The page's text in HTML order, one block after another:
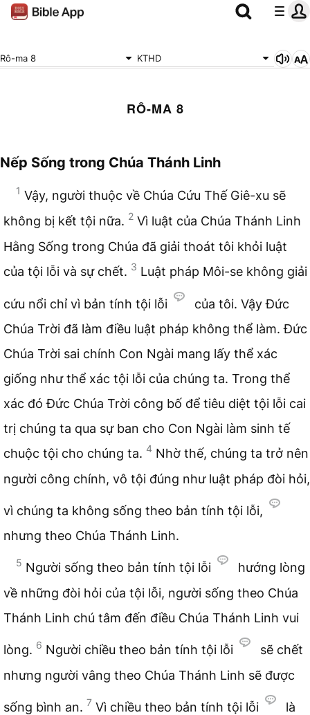
Rô-ma 8 KTHD
RÔ-MA 8
Nếp Sống trong Chúa Thánh Linh
1 Vậy, người thuộc về Chúa Cứu Thế Giê-xu sẽ
không bị kết tội nữa. 2 Vì luật của Chúa Thánh Linh
Hằng Sống trong Chúa đã giải thoát tôi khỏi luật
của tội lỗi và sự chết. 3 Luật pháp Môi-se không giải
cứu nổi chỉ vì bản tính tội lỗi
của tôi. Vậy Đức
Chúa Trời đã làm điều luật pháp không thể làm. Đức
Chúa Trời sai chính Con Ngài mang lấy thể xác
giống như thể xác tội lỗi của chúng ta. Trong thể
xác đó Đức Chúa Trời công bố để tiêu diệt tội lỗi cai
trị chúng ta qua sự ban cho Con Ngài làm sinh tế
chuộc tội cho chúng ta. 4 Nhờ thế, chúng ta trở nên
người công chính, vô tội đúng như luật pháp đòi hỏi,
vì chúng ta không sống theo bản tính tội lỗi,
nhưng theo Chúa Thánh Linh.
5 Người sống theo bản tính tội lỗi
hướng lòng
về những đòi hỏi của tội lỗi, người sống theo Chúa
Thánh Linh chú tâm đến điều Chúa Thánh Linh vui
lòng. 6 Người chiều theo bản tính tội lỗi
sẽ chết
nhưng người vâng theo Chúa Thánh Linh sẽ được
sống bình an. 7 Vì chiều theo bản tính tội lỗi là